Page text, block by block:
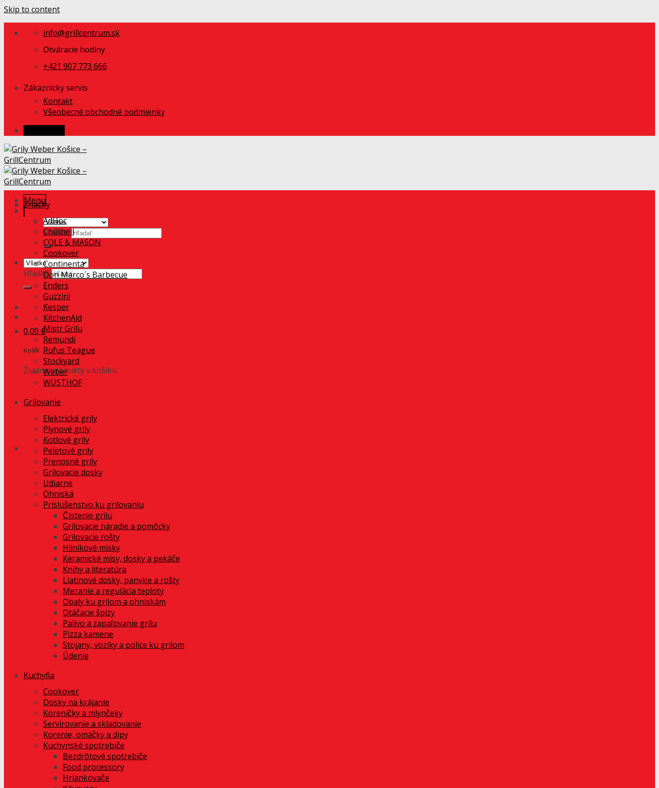
Skip to content
info@grillcentrum.sk
Otváracie hodiny
+421 907 773 666
Zákaznícky servis
Kontakt
Všeobecné obchodné podmienky
Menu
Hľadať:
Hľadať:
0,00 €
Košík
Žiadne produkty v košíku.
Značky
AdHoc
Chillihell
COLE & MASON
Cookover
Continenta
Don Marco´s Barbecue
Enders
Guzzini
Kesper
KitchenAid
Mistr Grilu
Remundi
Rufus Teague
Stockyard
Weber
WÜSTHOF
Grilovanie
Elektrické grily
Plynové grily
Kotlové grily
Peletové grily
Prenosné grily
Grilovacie dosky
Udiarne
Ohniská
Príslušenstvo ku grilovaniu
Čistenie grilu
Grilovacie náradie a pomôcky
Grilovacie rošty
Hliníkové misky
Keramické misy, dosky a pekáče
Knihy a literatúra
Liatinové dosky, panvice a rošty
Meranie a regulácia teploty
Obaly ku grilom a ohniskám
Otáčacie špízy
Palivo a zapaľovanie grilu
Pizza kamene
Stojany, vozíky a police ku grilom
Údenie
Kuchyňa
Cookover
Dosky na krájanie
Koreničky a mlynčeky
Servírovanie a skladovanie
Korenie, omáčky a dipy
Kuchynské spotrebiče
Bezdrôtové spotrebiče
Food processory
Hriankovače